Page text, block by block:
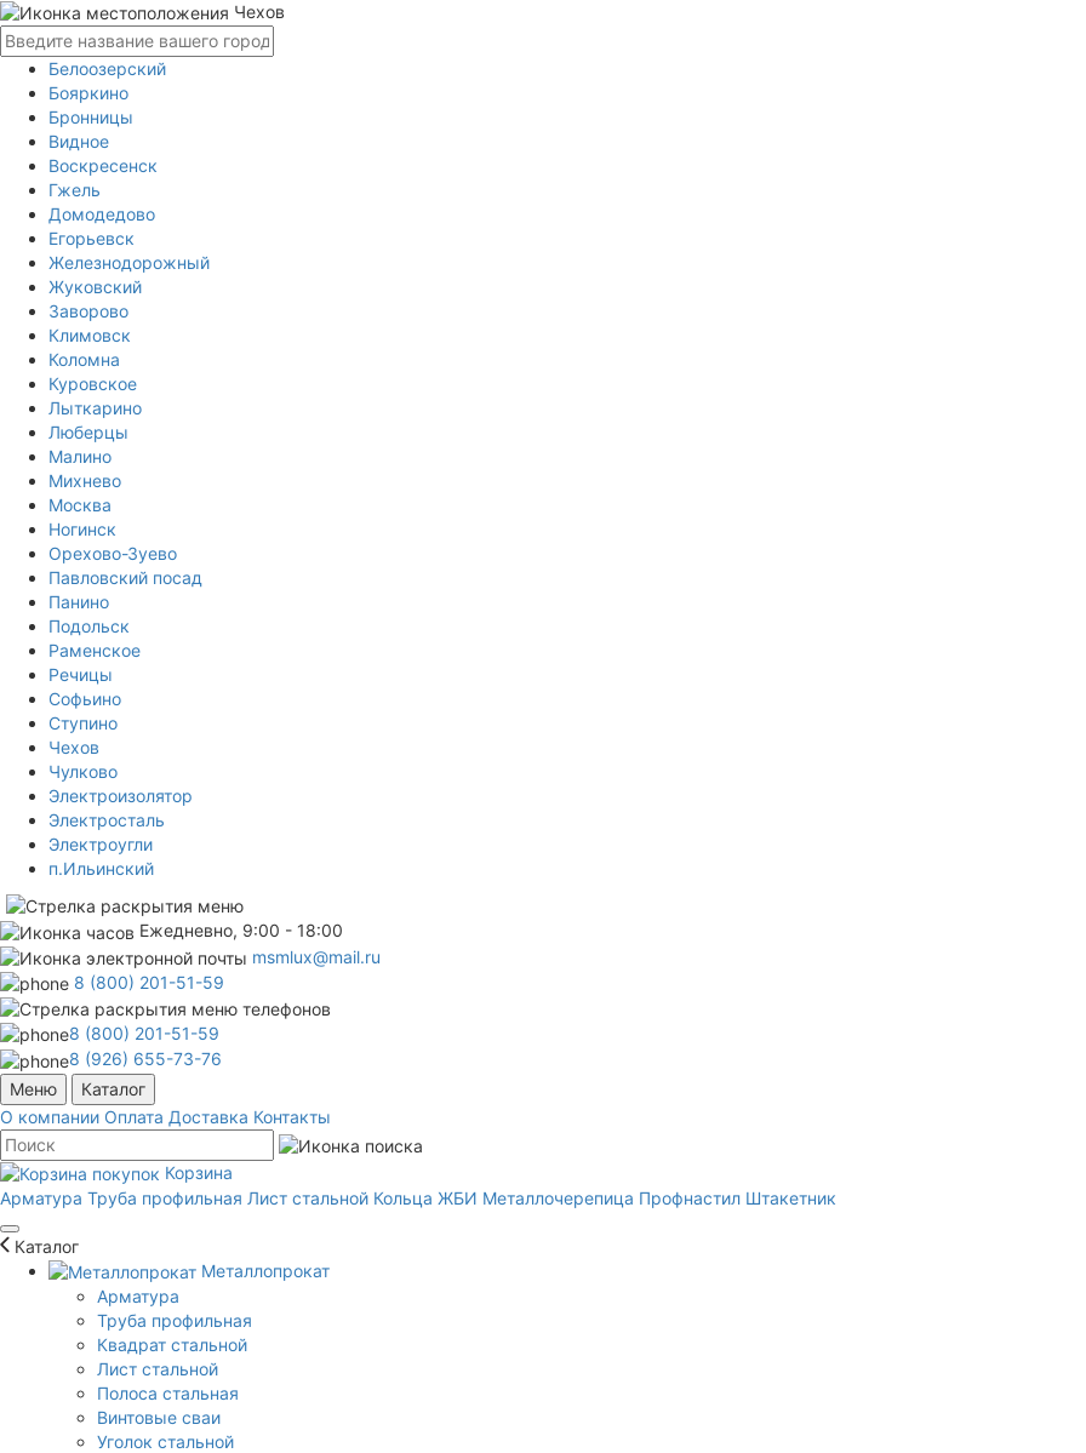
Чехов
Белоозерский
Бояркино
Бронницы
Видное
Воскресенск
Гжель
Домодедово
Егорьевск
Железнодорожный
Жуковский
Заворово
Климовск
Коломна
Куровское
Лыткарино
Люберцы
Малино
Михнево
Москва
Ногинск
Орехово-Зуево
Павловский посад
Панино
Подольск
Раменское
Речицы
Софьино
Ступино
Чехов
Чулково
Электроизолятор
Электросталь
Электроугли
п.Ильинский
Ежедневно, 9:00 - 18:00
msmlux@mail.ru
8 (800) 201-51-59
8 (800) 201-51-59
8 (926) 655-73-76
Меню
Каталог
О компании Оплата Доставка Контакты
Корзина
Арматура Труба профильная Лист стальной Кольца ЖБИ Металлочерепица Профнастил Штакетник
Каталог
Металлопрокат
Арматура
Труба профильная
Квадрат стальной
Лист стальной
Полоса стальная
Винтовые сваи
Уголок стальной